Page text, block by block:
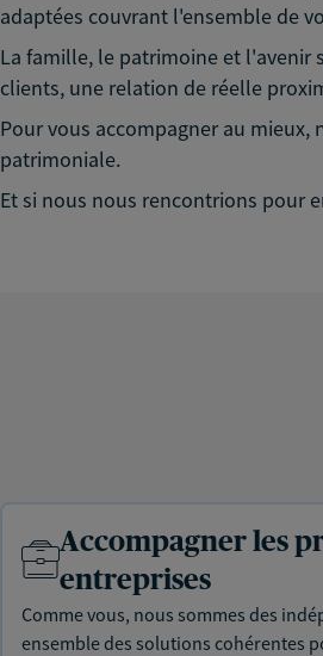
adaptées couvrant l'ensemble de
La famille, le patrimoine et l'avenir
clients, une relation de réelle
Pour vous accompagner au
patrimoniale.
Et si nous nous rencontrions pour
Accompagner les
entreprises
Comme vous, nous sommes des
ensemble des solutions cohérentes